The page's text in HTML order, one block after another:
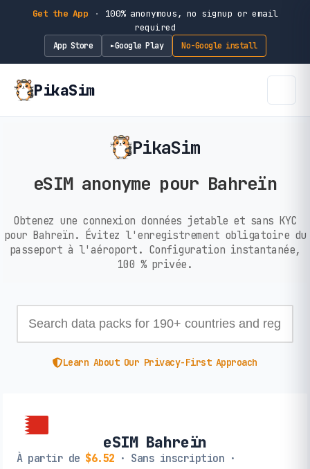
Get the App ·
100% anonymous, no signup or email
required
App Store ►Google Play No-Google install
PikaSim
PikaSim
eSIM anonyme pour Bahreïn
Obtenez une connexion données jetable et sans KYC
pour Bahreïn. Évitez l'enregistrement obligatoire du
passeport à l'aéroport. Configuration instantanée,
100 % privée.
Learn About Our Privacy-First Approach
eSIM Bahreïn
À partir de $6.52 · Sans inscription ·